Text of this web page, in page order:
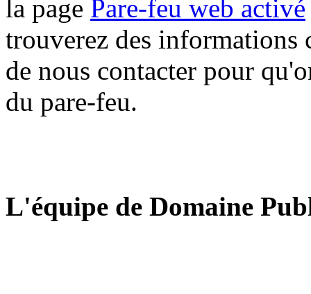
la page Pare-feu web activé
trouverez des informations
de nous contacter pour
du pare-feu.
L'équipe de Domaine